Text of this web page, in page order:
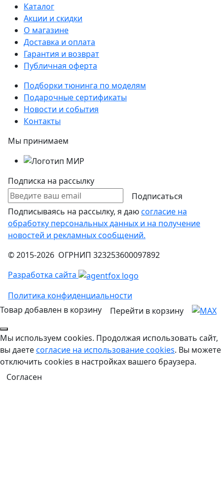
Каталог
Акции и скидки
О магазине
Доставка и оплата
Гарантия и возврат
Публичная оферта
Подборки тюнинга по моделям
Подарочные сертификаты
Новости и события
Контакты
Мы принимаем
Подписка на рассылку
Подписаться
Подписываясь на рассылку, я даюсогласие на
обработку персональных данных и на получение
новостей и рекламных сообщений.
© 2015-2026 ОГРНИП 323253600097892
Разработка сайта
Политика конфиденциальности
Товар добавлен в корзину
Перейти в корзину
Мы используем cookies. Продолжая использовать сайт,
вы даетесогласие на использование cookies. Вы можете
отключить cookies в настройках вашего браузера.
Согласен